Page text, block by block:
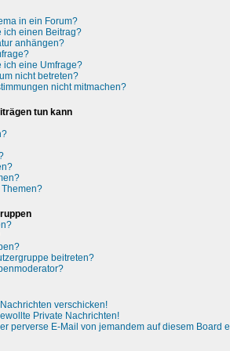
in ein Forum?
ich einen Beitrag?
anhängen?
ich eine Umfrage?
nicht betreten?
nicht mitmachen?
tun kann
beitreten?
verschicken!
Private Nachrichten!
perverse E-Mail von jemandem auf diesem Board